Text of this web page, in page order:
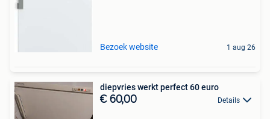
Bezoek website 1 aug 26
diepvries werkt perfect 60 euro
€ 60,00 Details